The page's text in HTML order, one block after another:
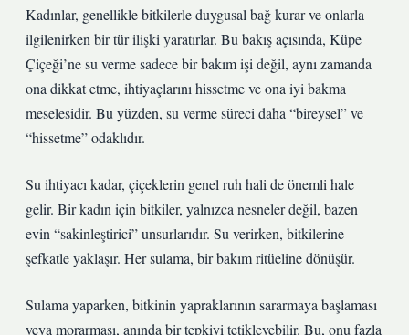
Kadınlar, genellikle bitkilerle duygusal bağ kurar ve onlarla
ilgilenirken bir tür ilişki yaratırlar. Bu bakış açısında, Küpe
Çiçeği’ne su verme sadece bir bakım işi değil, aynı zamanda
ona dikkat etme, ihtiyaçlarını hissetme ve ona iyi bakma
meselesidir. Bu yüzden, su verme süreci daha “bireysel” ve
“hissetme” odaklıdır.
Su ihtiyacı kadar, çiçeklerin genel ruh hali de önemli hale
gelir. Bir kadın için bitkiler, yalnızca nesneler değil, bazen
evin “sakinleştirici” unsurlarıdır. Su verirken, bitkilerine
şefkatle yaklaşır. Her sulama, bir bakım ritüeline dönüşür.
Sulama yaparken, bitkinin yapraklarının sararmaya başlaması
veya morarması, anında bir tepkiyi tetikleyebilir. Bu, onu fazla